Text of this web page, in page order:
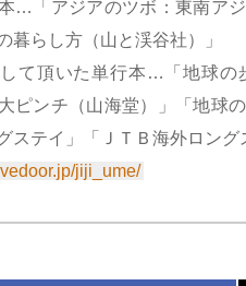
…「アジアのツボ：東南ア
暮らし方（山と渓谷社）」
て頂いた単行本…「地球の
ピンチ（山海堂）」「地球
ステイ」「ＪＴＢ海外ロング
jiji_ume/